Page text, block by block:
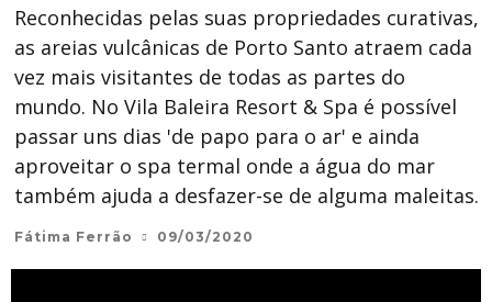
Reconhecidas pelas suas propriedades curativas,
as areias vulcânicas de Porto Santo atraem cada
vez mais visitantes de todas as partes do
mundo. No Vila Baleira Resort & Spa é possível
passar uns dias 'de papo para o ar' e ainda
aproveitar o spa termal onde a água do mar
também ajuda a desfazer-se de alguma maleitas.
Fátima Ferrão 09/03/2020